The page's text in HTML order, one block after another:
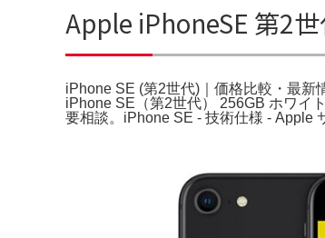
Apple iPhoneSE 第2
iPhone SE (第2世代)｜価格比較・最新
iPhone SE（第2世代） 256GB ホワイ
要相談。iPhone SE - 技術仕様 - Apple